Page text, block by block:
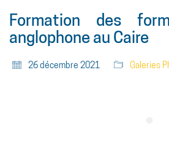
Formation des
anglophone au Caire
26 décembre 2021 Galeries